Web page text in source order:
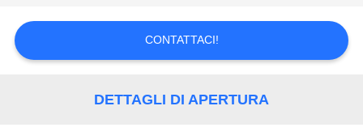
MAPPA
DEL
CONTATTACI!
DETTAGLI DI APERTURA